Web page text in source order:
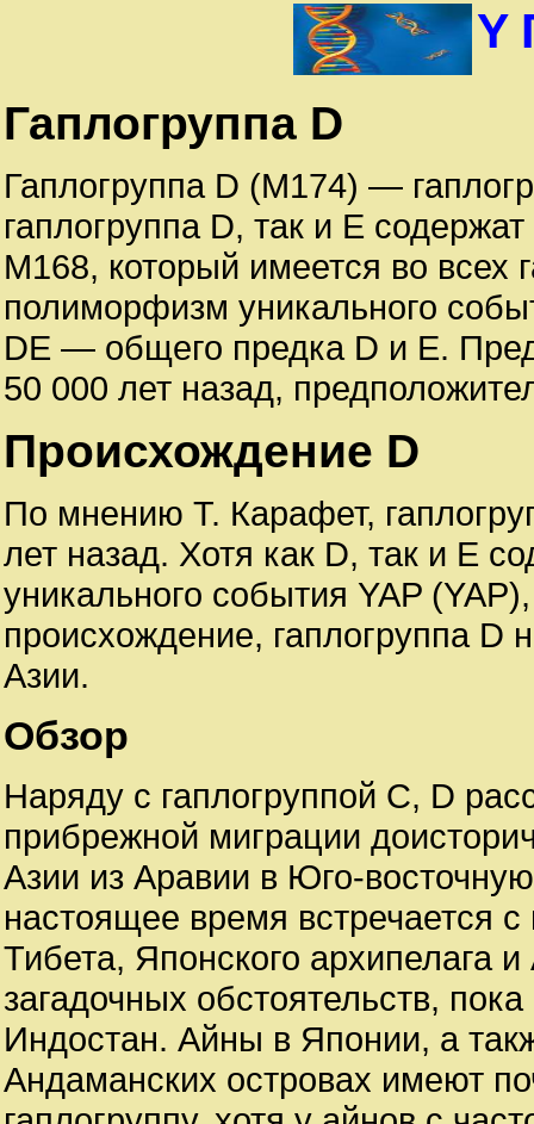
Y
Гаплогруппа D
Гаплогруппа D (M174) —
гаплогруппа D, так и E
M168, который имеется во всех
полиморфизм уникального
DE — общего предка D и Е.
50 000 лет назад,
Происхождение D
По мнению Т. Карафет,
лет назад. Хотя как D, так и E
уникального события YAP
происхождение, гаплогруппа
Азии.
Обзор
Наряду с гаплогруппой C, D
прибрежной миграции
Азии из Аравии в Юго-
настоящее время встречается
Тибета, Японского архипелага
загадочных обстоятельств,
Индостан. Айны в Японии, а
Андаманских островах имеют